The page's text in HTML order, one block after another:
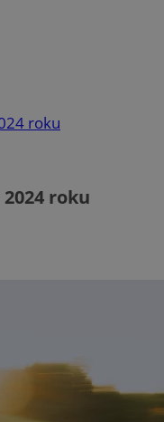
roku
roku